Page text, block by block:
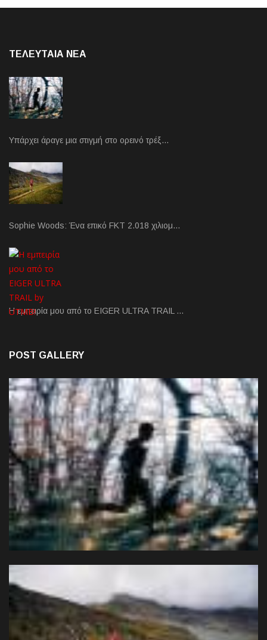
ΤΕΛΕΥΤΑΙΑ NEA
Υπάρχει άραγε μια στιγμή στο ορεινό τρέξ…
Sophie Woods: Ένα επικό FKT 2.018 χιλιομ…
Η εμπειρία μου από το EIGER ULTRA TRAIL …
POST GALLERY